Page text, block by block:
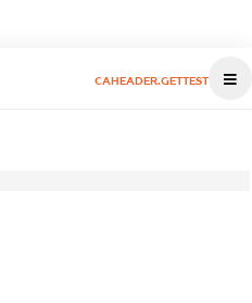
CAHEADER.GETTEST